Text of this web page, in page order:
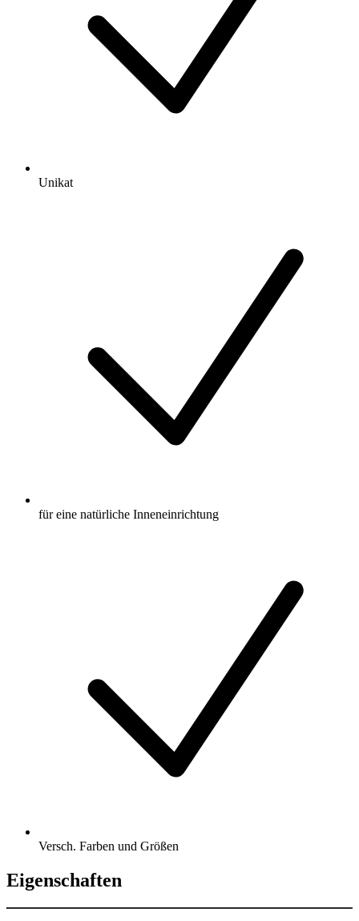
Unikat
für eine natürliche Inneneinrichtung
Versch. Farben und Größen
Eigenschaften